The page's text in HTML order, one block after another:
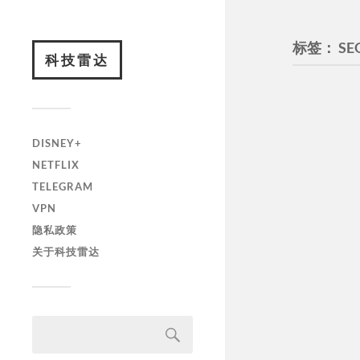
科技雷达
DISNEY+
NETFLIX
TELEGRAM
VPN
隐私政策
关于科技雷达
标签：